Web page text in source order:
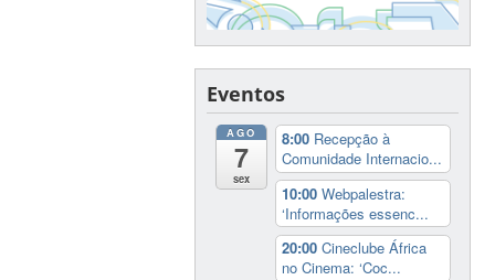
Eventos
AGO
7
sex
8:00 Recepção à
Comunidade Internacio...
10:00Webpalestra:
‘Informações essenc...
20:00Cineclube África
no Cinema: ‘Coc...